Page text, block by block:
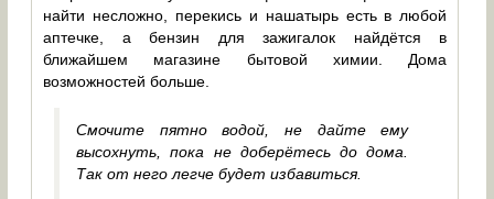
найти несложно, перекись и нашатырь есть в любой
аптечке, а бензин для зажигалок найдётся в
ближайшем магазине бытовой химии. Дома
возможностей больше.
Смочите пятно водой, не дайте ему
высохнуть, пока не доберётесь до дома.
Так от него легче будет избавиться.